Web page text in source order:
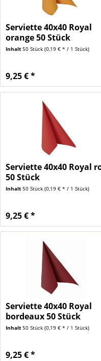
Serviette 40x40 Royal
orange 50 Stück
Inhalt50 Stück(0,19 € * / 1 Stück)
9,25 € *
Serviette 40x40 Royal
50 Stück
Inhalt50 Stück(0,19 € * / 1 Stück)
9,25 € *
Serviette 40x40 Royal
bordeaux 50 Stück
Inhalt50 Stück(0,19 € * / 1 Stück)
9,25 € *